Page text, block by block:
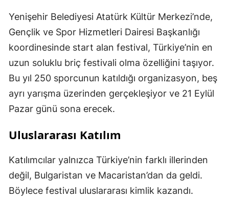
Yenişehir Belediyesi Atatürk Kültür Merkezi’nde,
Gençlik ve Spor Hizmetleri Dairesi Başkanlığı
koordinesinde start alan festival, Türkiye’nin en
uzun soluklu briç festivali olma özelliğini taşıyor.
Bu yıl 250 sporcunun katıldığı organizasyon, beş
ayrı yarışma üzerinden gerçekleşiyor ve 21 Eylül
Pazar günü sona erecek.
Uluslararası Katılım
Katılımcılar yalnızca Türkiye’nin farklı illerinden
değil, Bulgaristan ve Macaristan’dan da geldi.
Böylece festival uluslararası kimlik kazandı.